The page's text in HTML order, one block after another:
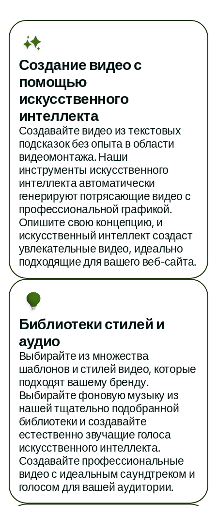
Создание видео с
помощью
искусственного
интеллекта
Создавайте видео из текстовых
подсказок без опыта в области
видеомонтажа. Наши
инструменты искусственного
интеллекта автоматически
генерируют потрясающие видео с
профессиональной графикой.
Опишите свою концепцию, и
искусственный интеллект создаст
увлекательные видео, идеально
подходящие для вашего веб-сайта.
Библиотеки стилей и
аудио
Выбирайте из множества
шаблонов и стилей видео, которые
подходят вашему бренду.
Выбирайте фоновую музыку из
нашей тщательно подобранной
библиотеки и создавайте
естественно звучащие голоса
искусственного интеллекта.
Создавайте профессиональные
видео с идеальным саундтреком и
голосом для вашей аудитории.